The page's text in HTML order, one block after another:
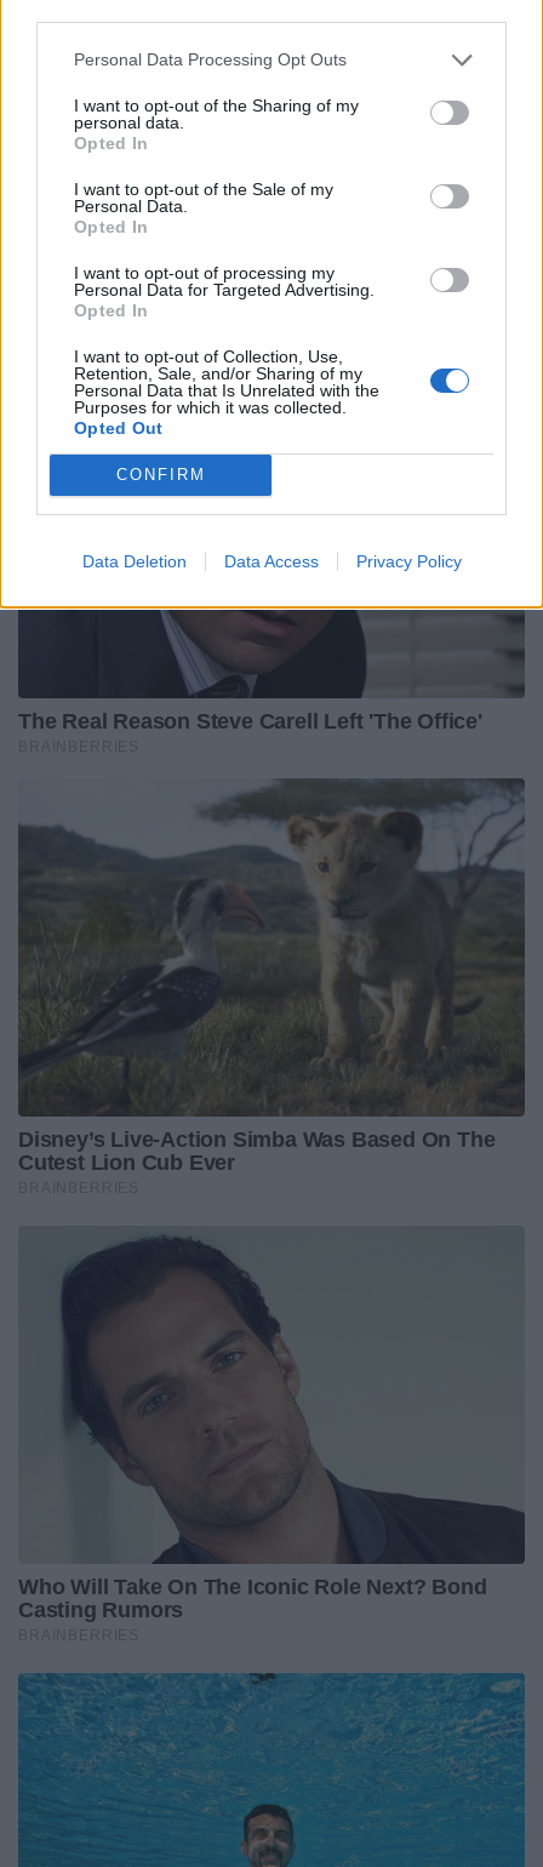
Personal Data Processing Opt Outs
I want to opt-out of the Sharing of my
personal data.
Opted In
I want to opt-out of the Sale of my
Personal Data.
Opted In
I want to opt-out of processing my
Personal Data for Targeted Advertising.
Opted In
I want to opt-out of Collection, Use,
Retention, Sale, and/or Sharing of my
Personal Data that Is Unrelated with the
Purposes for which it was collected.
Opted Out
CONFIRM
Data Deletion Data Access Privacy Policy